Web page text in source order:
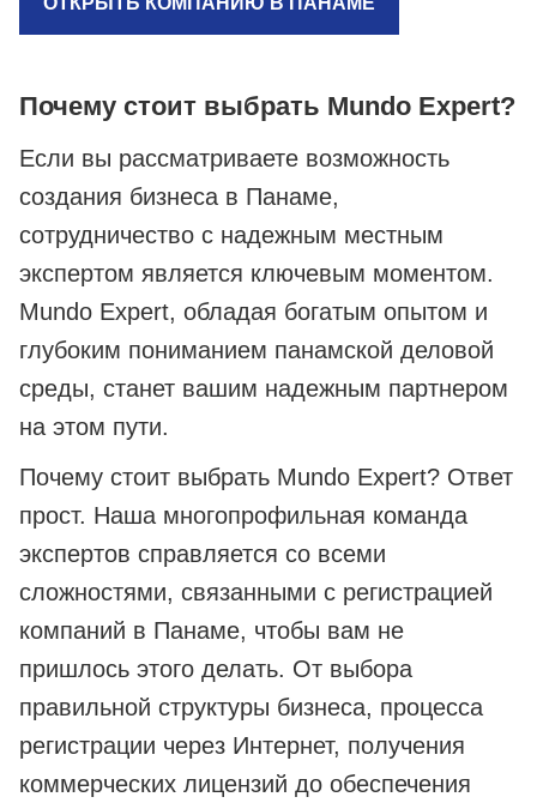
Почему стоит выбрать Mundo Expert?
Если вы рассматриваете возможность
создания бизнеса в Панаме,
сотрудничество с надежным местным
экспертом является ключевым моментом.
Mundo Expert, обладая богатым опытом и
глубоким пониманием панамской деловой
среды, станет вашим надежным партнером
на этом пути.
Почему стоит выбрать Mundo Expert? Ответ
прост. Наша многопрофильная команда
экспертов справляется со всеми
сложностями, связанными с регистрацией
компаний в Панаме, чтобы вам не
пришлось этого делать. От выбора
правильной структуры бизнеса, процесса
регистрации через Интернет, получения
коммерческих лицензий до обеспечения